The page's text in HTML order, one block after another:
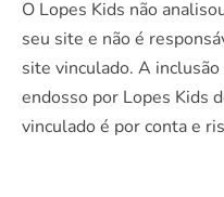
O Lopes Kids não
seu site e não é
site vinculado. A
endosso por Lopes Kids
vinculado é por conta e